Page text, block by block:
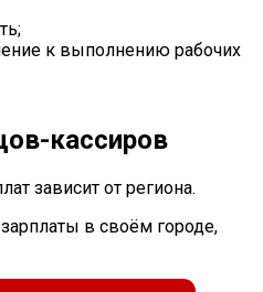
к выполнению рабочих
кассиров
зависит от региона.
в своём городе,